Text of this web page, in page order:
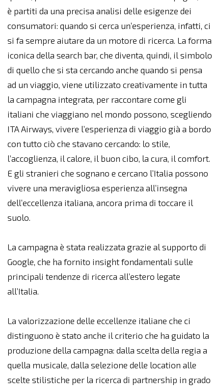
è partiti da una precisa analisi delle esigenze dei
consumatori: quando si cerca un’esperienza, infatti, ci
si fa sempre aiutare da un motore di ricerca. La forma
iconica della search bar, che diventa, quindi, il simbolo
di quello che si sta cercando anche quando si pensa
ad un viaggio, viene utilizzato creativamente in tutta
la campagna integrata, per raccontare come gli
italiani che viaggiano nel mondo possono, scegliendo
ITA Airways, vivere l’esperienza di viaggio già a bordo
con tutto ciò che stavano cercando: lo stile,
l’accoglienza, il calore, il buon cibo, la cura, il comfort.
E gli stranieri che sognano e cercano l’Italia possono
vivere una meravigliosa esperienza all’insegna
dell’eccellenza italiana, ancora prima di toccare il
suolo.
La campagna è stata realizzata grazie al supporto di
Google, che ha fornito insight fondamentali sulle
principali tendenze di ricerca all’estero legate
all’Italia.
La valorizzazione delle eccellenze italiane che ci
distinguono è stato anche il criterio che ha guidato la
produzione della campagna: dalla scelta della regia a
quella musicale, dalla selezione delle location alle
scelte stilistiche per la ricerca di partnership in grado